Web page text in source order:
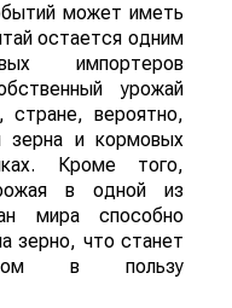
может иметь
остается одним
импортеров
урожай
стране, вероятно,
зерна и кормовых
Кроме того,
в одной из
мира способно
зерно, что станет
в пользу